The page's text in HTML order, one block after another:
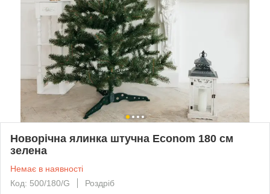
Новорічна ялинка штучна Econom 180 см
зелена
Немає в наявності
Код: 500/180/G
Роздріб